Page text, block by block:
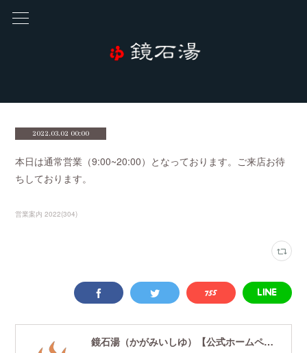
2022.03.02 00:00
本日は通常営業（9:00~20:00）となっております。ご来店お待
ちしております。
営業案内 2022(304)
鏡石湯（かがみいしゆ）【公式ホームページ】